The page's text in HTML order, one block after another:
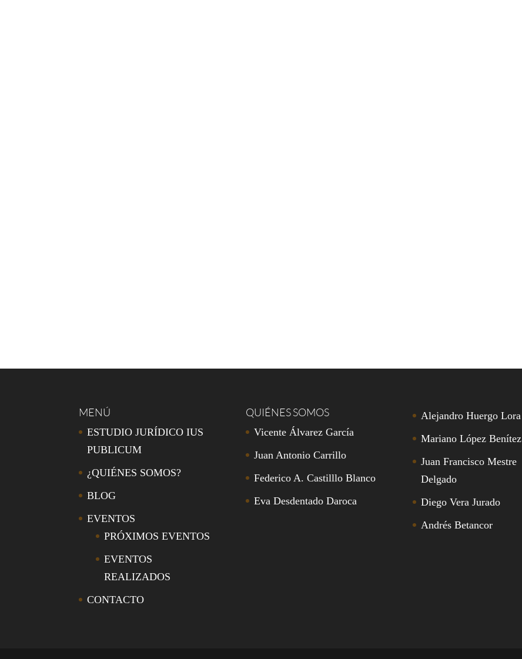
MENÚ
ESTUDIO JURÍDICO IUS
PUBLICUM
¿QUIÉNES SOMOS?
BLOG
EVENTOS
PRÓXIMOS EVENTOS
EVENTOS
REALIZADOS
CONTACTO
QUIÉNES SOMOS
Vicente Álvarez García
Juan Antonio Carrillo
Federico A. Castilllo Blanco
Eva Desdentado Daroca
Alejandro Huergo Lora
Mariano López Benítez
Juan Francisco Mestre
Delgado
Diego Vera Jurado
Andrés Betancor